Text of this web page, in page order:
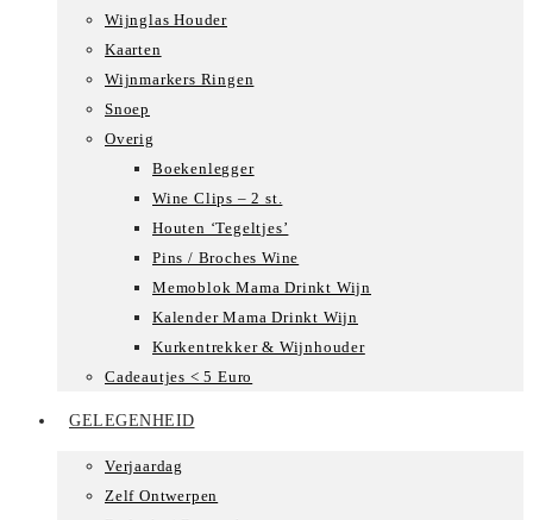
Wijnglas Houder
Kaarten
Wijnmarkers Ringen
Snoep
Overig
Boekenlegger
Wine Clips – 2 st.
Houten ‘Tegeltjes’
Pins / Broches Wine
Memoblok Mama Drinkt Wijn
Kalender Mama Drinkt Wijn
Kurkentrekker & Wijnhouder
Cadeautjes < 5 Euro
GELEGENHEID
Verjaardag
Zelf Ontwerpen